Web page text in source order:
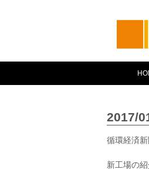
2017/
循環経済
新工場の